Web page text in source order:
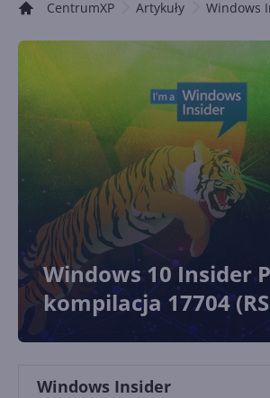
CentrumXP Artykuły Windows
Windows 10 Insider
kompilacja 17704
Windows Insider